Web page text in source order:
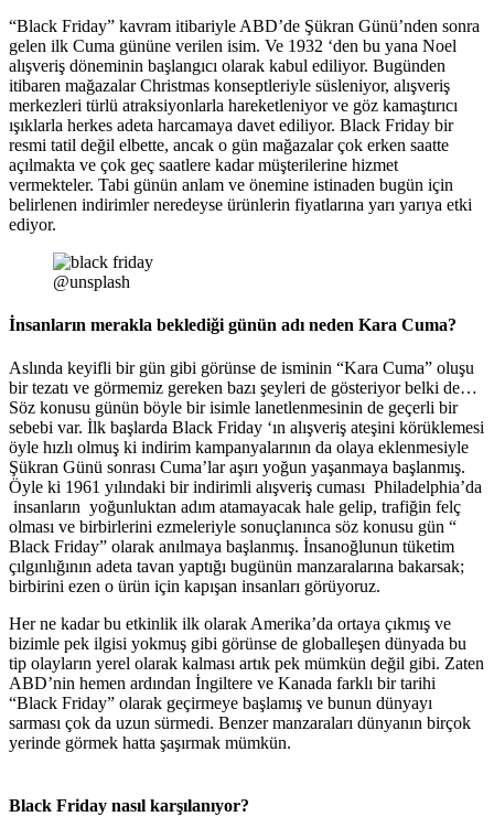
“Black Friday” kavram itibariyle ABD’de Şükran Günü’nden sonra
gelen ilk Cuma gününe verilen isim. Ve 1932 ‘den bu yana Noel
alışveriş döneminin başlangıcı olarak kabul ediliyor. Bugünden
itibaren mağazalar Christmas konseptleriyle süsleniyor, alışveriş
merkezleri türlü atraksiyonlarla hareketleniyor ve göz kamaştırıcı
ışıklarla herkes adeta harcamaya davet ediliyor. Black Friday bir
resmi tatil değil elbette, ancak o gün mağazalar çok erken saatte
açılmakta ve çok geç saatlere kadar müşterilerine hizmet
vermekteler. Tabi günün anlam ve önemine istinaden bugün için
belirlenen indirimler neredeyse ürünlerin fiyatlarına yarı yarıya etki
ediyor.
@unsplash
İnsanların merakla beklediği günün adı neden Kara Cuma?
Aslında keyifli bir gün gibi görünse de isminin “Kara Cuma” oluşu
bir tezatı ve görmemiz gereken bazı şeyleri de gösteriyor belki de…
Söz konusu günün böyle bir isimle lanetlenmesinin de geçerli bir
sebebi var. İlk başlarda Black Friday ‘ın alışveriş ateşini körüklemesi
öyle hızlı olmuş ki indirim kampanyalarının da olaya eklenmesiyle
Şükran Günü sonrası Cuma’lar aşırı yoğun yaşanmaya başlanmış.
Öyle ki 1961 yılındaki bir indirimli alışveriş cuması Philadelphia’da
insanların yoğunluktan adım atamayacak hale gelip, trafiğin felç
olması ve birbirlerini ezmeleriyle sonuçlanınca söz konusu gün “
Black Friday” olarak anılmaya başlanmış. İnsanoğlunun tüketim
çılgınlığının adeta tavan yaptığı bugünün manzaralarına bakarsak;
birbirini ezen o ürün için kapışan insanları görüyoruz.
Her ne kadar bu etkinlik ilk olarak Amerika’da ortaya çıkmış ve
bizimle pek ilgisi yokmuş gibi görünse de globalleşen dünyada bu
tip olayların yerel olarak kalması artık pek mümkün değil gibi. Zaten
ABD’nin hemen ardından İngiltere ve Kanada farklı bir tarihi
“Black Friday” olarak geçirmeye başlamış ve bunun dünyayı
sarması çok da uzun sürmedi. Benzer manzaraları dünyanın birçok
yerinde görmek hatta şaşırmak mümkün.
Black Friday nasıl karşılanıyor?